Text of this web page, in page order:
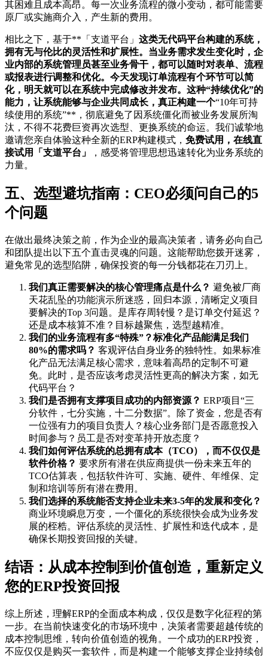
其困难且成本高昂。每一次业务流程的微小变动，都可能需要
原厂或实施商介入，产生新的费用。
相比之下，基于**「支道平台」 这类无代码平台构建的系统，
拥有无与伦比的灵活性和扩展性。当业务需求发生变化时，企
业内部的系统管理员甚至业务骨干，都可以随时对表单、流程
或报表进行调整和优化。今天发现订单流程有个环节可以简
化，明天就可以在系统中完成修改并发布。这种“持续优化”的
能力，让系统能够与企业共同成长，真正构建一个“10年可持
续使用的系统”**，彻底避免了因系统僵化而被业务发展所淘
汰，不得不花费巨资再次选型、更换系统的命运。我们诚挚地
邀请您亲自体验这种全新的ERP构建模式， 免费试用，在线直
接试用「支道平台」
，感受将管理思想迅速转化为业务系统的
力量。
五、选型避坑指南：CEO必须问自己的5
个问题
在做出最终决策之前，作为企业的最高决策者，请务必向自己
和团队提出以下五个直击灵魂的问题。这能帮助您拨开迷雾，
避免常见的选型陷阱，确保投资的每一分钱都花在刀刃上。
我们真正需要解决的核心管理痛点是什么？ 避免被厂商
天花乱坠的功能演示所迷惑，回归本源，清晰定义项目
要解决的Top 3问题。是库存周转慢？是订单交付延迟？
还是成本核算不准？目标越聚焦，选型越精准。
我们的业务流程有多“特殊”？标准化产品能满足我们
80%的需求吗？ 客观评估自身业务的独特性。如果标准
化产品无法满足核心需求，意味着高昂的定制不可避
免。此时，是否应该考虑灵活性更高的解决方案，如无
代码平台？
我们是否拥有支撑项目成功的内部资源？ ERP项目“三
分软件，七分实施，十二分数据”。除了资金，您是否有
一位强有力的项目负责人？核心业务部门是否愿意投入
时间参与？员工是否对变革持开放态度？
我们如何评估系统的总拥有成本（TCO），而不仅仅是
软件价格？ 要求所有潜在供应商提供一份未来五年的
TCO估算表，包括软件许可、实施、硬件、年维保、定
制和培训等所有潜在费用。
我们选择的系统能否支持企业未来3-5年的发展和变化？
商业环境瞬息万变，一个僵化的系统很快会成为业务发
展的桎梏。评估系统的灵活性、扩展性和迭代成本，是
确保长期投资回报的关键。
结语：从成本控制到价值创造，重新定义
您的ERP投资回报
综上所述，理解ERP的全面成本构成，仅仅是数字化征程的第
一步。在当前快速变化的市场环境中，决策者需要超越传统的
成本控制思维，转向价值创造的视角。一个成功的ERP投资，
不应仅仅是购买一套软件，而是构建一个能够支撑企业持续创